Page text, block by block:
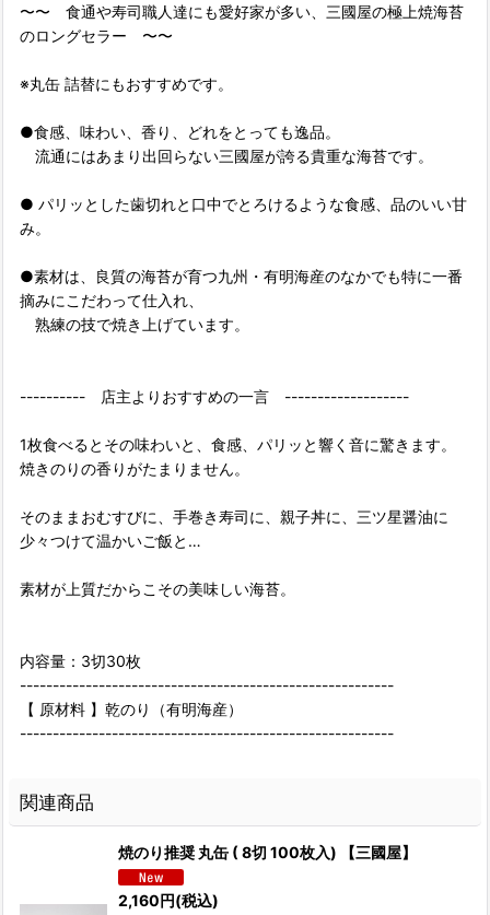
〜〜 食通や寿司職人達にも愛好家が多い、三國屋の極上焼海苔
のロングセラー 〜〜
※丸缶 詰替にもおすすめです。
●食感、味わい、香り、どれをとっても逸品。
流通にはあまり出回らない三國屋が誇る貴重な海苔です。
● パリッとした歯切れと口中でとろけるような食感、品のいい甘
み。
●素材は、良質の海苔が育つ九州・有明海産のなかでも特に一番
摘みにこだわって仕入れ、
熟練の技で焼き上げています。
---------- 店主よりおすすめの一言 -------------------
1枚食べるとその味わいと、食感、パリッと響く音に驚きます。
焼きのりの香りがたまりません。
そのままおむすびに、手巻き寿司に、親子丼に、三ツ星醤油に
少々つけて温かいご飯と…
素材が上質だからこその美味しい海苔。
内容量：3切30枚
---------------------------------------------------------
【 原材料 】乾のり（有明海産）
---------------------------------------------------------
関連商品
焼のり推奨 丸缶 ( 8切 100枚入) 【三國屋】
2,160円(税込)